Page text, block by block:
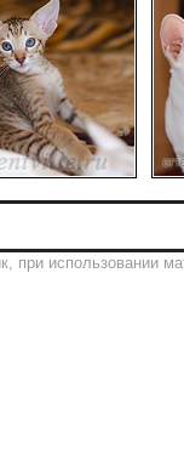
при использовании